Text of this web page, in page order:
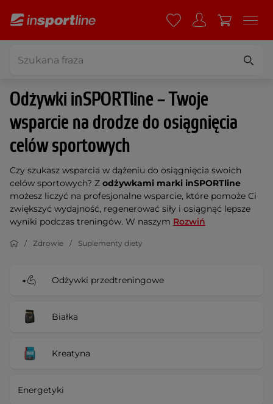
Odżywki inSPORTline – Twoje
wsparcie na drodze do osiągnięcia
celów sportowych
Czy szukasz wsparcia w dążeniu do osiągnięcia swoich
celów sportowych? Z odżywkami marki inSPORTline
możesz liczyć na profesjonalne wsparcie, które pomoże Ci
zwiększyć wydajność, regenerować siły i osiągnąć lepsze
wyniki podczas treningów. W naszym Rozwiń
Zdrowie Suplementy diety
Odżywki przedtreningowe
Białka
Kreatyna
Energetyki